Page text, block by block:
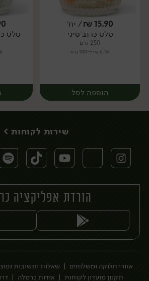
יח׳
15.90
₪/ יח׳
סלט כרוב סיני
250 גרם
6.36 ₪ ל-100 גרם
הוספה לסל
יח׳
סלט
שירות לקוחות >
הורדת אפליקציה
אזורי חלוקה ומשלוחים שאלות ותשובות
תקנון מועדון לקוחות
אודות כרמלה